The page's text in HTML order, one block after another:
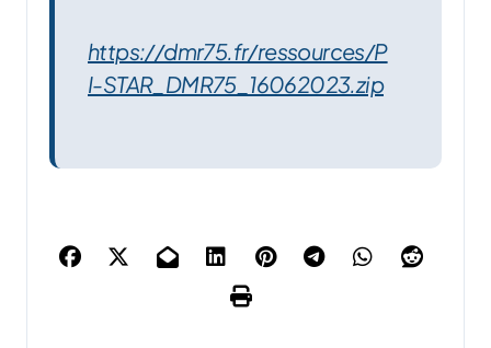
https://dmr75.fr/ressources/P
I-STAR_DMR75_16062023.zip